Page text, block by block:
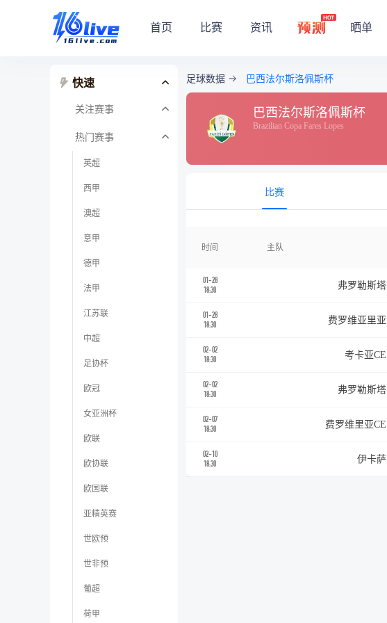
首页 比赛 资讯 晒单
快速
关注赛事
热门赛事
英超
西甲
澳超
意甲
德甲
法甲
江苏联
中超
足协杯
欧冠
女亚洲杯
欧联
欧协联
欧国联
亚精英赛
世欧预
世非预
葡超
荷甲
足球数据 巴西法尔斯洛佩斯杯
巴西法尔斯洛佩斯杯
Brazilian Copa Fares Lopes
比赛
时间 主队
01-28
18:30
弗罗勒斯塔
01-28
18:30
费罗维亚里亚
02-02
18:30
考卡亚CE
02-02
18:30
弗罗勒斯塔
02-07
18:30
费罗维里亚CE
02-10
18:30
伊卡萨